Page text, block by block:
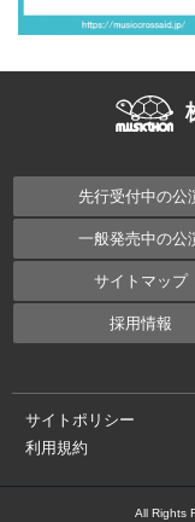
先行受付中の公
一般発売中の公
サイトマップ
採用情報
サイトポリシー
利用規約
All Rights